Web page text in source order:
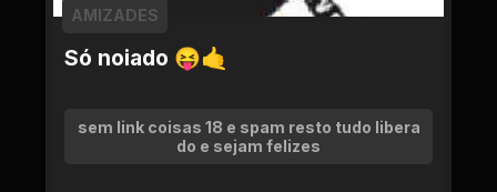
Só noiado 😝🤙
AMIZADES
sem link coisas 18 e spam resto tudo libera
do e sejam felizes